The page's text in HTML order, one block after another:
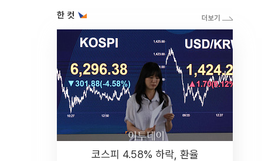
한 컷
코스피 4.58% 하락, 환율